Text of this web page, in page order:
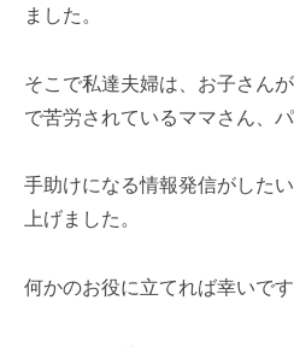
ました。
そこで私達夫婦は、お子さん
で苦労されているママさん、
手助けになる情報発信がした
上げました。
何かのお役に立てれば幸いです